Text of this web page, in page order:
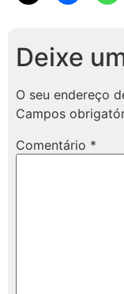
Deixe
O seu endereço
Campos
Comentário *